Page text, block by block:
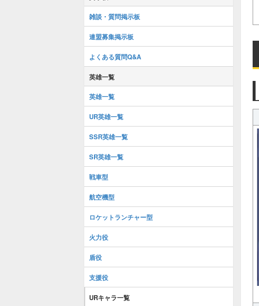
雑談・質問掲示板
連盟募集掲示板
よくある質問Q&A
英雄一覧
英雄一覧
UR英雄一覧
SSR英雄一覧
SR英雄一覧
戦車型
航空機型
ロケットランチャー型
火力役
盾役
支援役
URキャラ一覧